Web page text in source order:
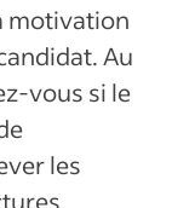
motivation
Au
vous si le
les